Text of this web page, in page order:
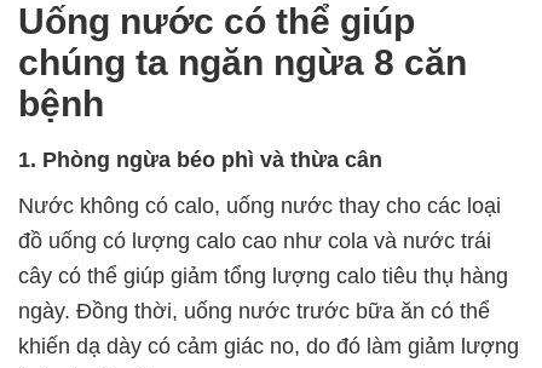
Uống nước có thể giúp
chúng ta ngăn ngừa 8 căn
bệnh
1. Phòng ngừa béo phì và thừa cân
Nước không có calo, uống nước thay cho các loại
đồ uống có lượng calo cao như cola và nước trái
cây có thể giúp giảm tổng lượng calo tiêu thụ hàng
ngày. Đồng thời, uống nước trước bữa ăn có thể
khiến dạ dày có cảm giác no, do đó làm giảm lượng